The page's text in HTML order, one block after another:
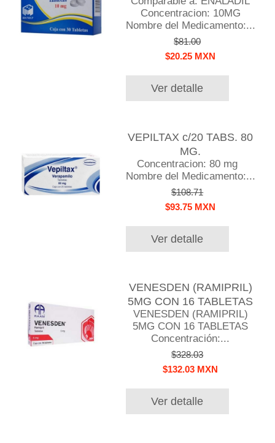
Concentracion: 10MG
Nombre del Medicamento:...
$81.00
$20.25 MXN
Ver detalle
VEPILTAX c/20 TABS. 80
MG.
Concentracion: 80 mg
Nombre del Medicamento:...
$108.71
$93.75 MXN
Ver detalle
VENESDEN (RAMIPRIL)
5MG CON 16 TABLETAS
VENESDEN (RAMIPRIL)
5MG CON 16 TABLETAS
Concentración:...
$328.03
$132.03 MXN
Ver detalle